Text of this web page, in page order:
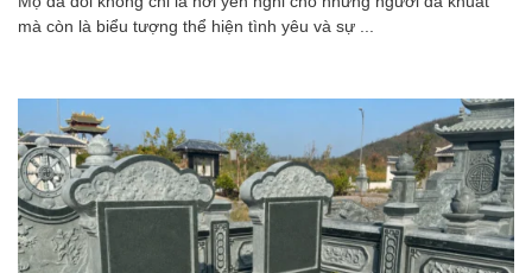
mà còn là biểu tượng thể hiện tình yêu và sự ...